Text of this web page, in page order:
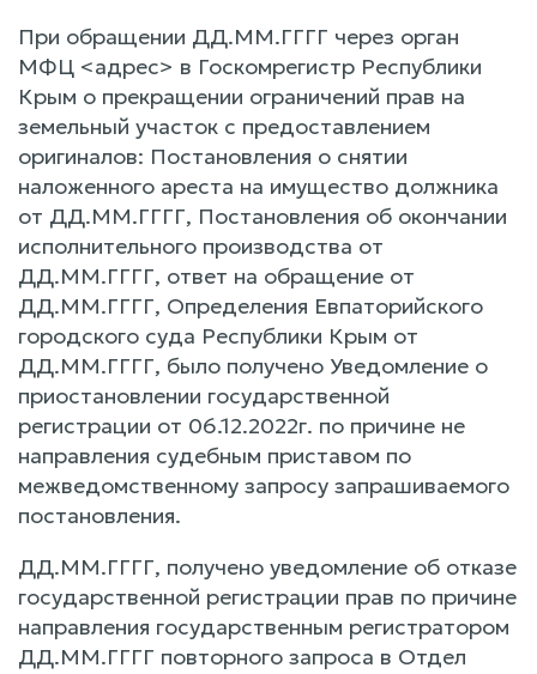
При обращении ДД.ММ.ГГГГ через орган
МФЦ <адрес> в Госкомрегистр Республики
Крым о прекращении ограничений прав на
земельный участок с предоставлением
оригиналов: Постановления о снятии
наложенного ареста на имущество должника
от ДД.ММ.ГГГГ, Постановления об окончании
исполнительного производства от
ДД.ММ.ГГГГ, ответ на обращение от
ДД.ММ.ГГГГ, Определения Евпаторийского
городского суда Республики Крым от
ДД.ММ.ГГГГ, было получено Уведомление о
приостановлении государственной
регистрации от 06.12.2022г. по причине не
направления судебным приставом по
межведомственному запросу запрашиваемого
постановления.
ДД.ММ.ГГГГ, получено уведомление об отказе
государственной регистрации прав по причине
направления государственным регистратором
ДД.ММ.ГГГГ повторного запроса в Отдел